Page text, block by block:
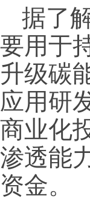
据了
要用于
升级碳
应用研
商业化
渗透能
资金。